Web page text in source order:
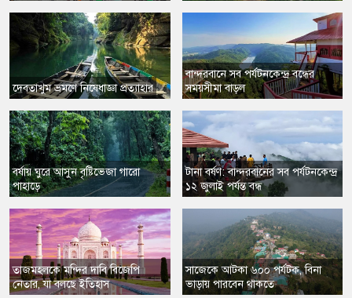
​দেবতাখুম ভ্রমণে নিষেধাজ্ঞা প্রত্যাহার
বর্ষায় ঘুরে আসুন বৃষ্টিভেজা গারো
পাহাড়ে
তাজমহলকে মন্দির দাবি বিজেপি
নেতার, যা বলছে ইতিহাস
​বান্দরবানে সব পর্যটনকেন্দ্র বন্ধের
সময়সীমা বাড়ল
​টানা বর্ষণ: বান্দরবানের সব পর্যটনকেন্দ্র
১২ জুলাই পর্যন্ত বন্ধ
সাজেকে আটকা ৬০০ পর্যটক, বিনা
ভাড়ায় পারবেন থাকতে